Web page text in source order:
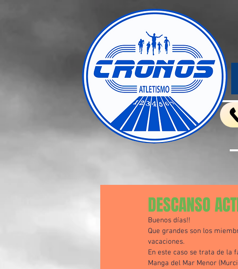
DESCANSO
Buenos días!!
Que grandes son los
vacaciones.
En este caso se trata de la
Manga del Mar Menor